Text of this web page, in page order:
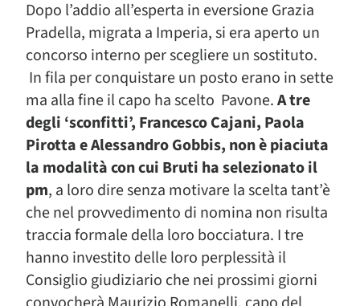
Dopo l’addio all’esperta in eversione Grazia
Pradella, migrata a Imperia, si era aperto un
concorso interno per scegliere un sostituto.
In fila per conquistare un posto erano in sette
ma alla fine il capo ha scelto Pavone.A tre
degli ‘sconfitti’, Francesco Cajani, Paola
Pirotta e Alessandro Gobbis, non è piaciuta
la modalità con cui Bruti ha selezionato il
pm, a loro dire senza motivare la scelta tant’è
che nel provvedimento di nomina non risulta
traccia formale della loro bocciatura. I tre
hanno investito delle loro perplessità il
Consiglio giudiziario che nei prossimi giorni